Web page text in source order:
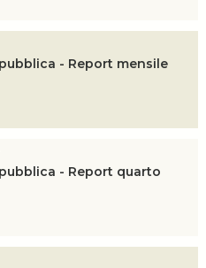
- Report mensile
- Report quarto